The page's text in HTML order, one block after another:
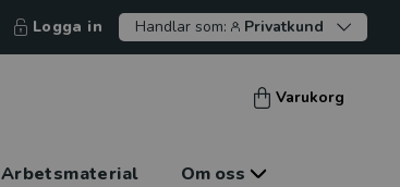
Logga in Handlar som: Privatkund
Varukorg
Arbetsmaterial Om oss